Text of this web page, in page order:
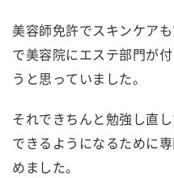
美容師免許でスキンケア
で美容院にエステ部門が
うと思っていました。
それできちんと勉強し直
できるようになるために
めました。